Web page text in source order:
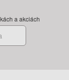
a akciách